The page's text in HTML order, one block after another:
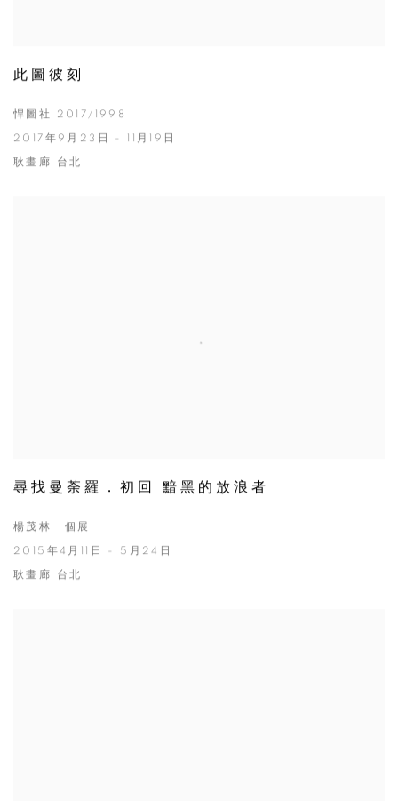
此圖彼刻
悍圖社 2017/1998
2017年9月23日 - 11月19日
耿畫廊 台北
尋找曼荼羅．初回 黯黑的放浪者
楊茂林 個展
2015年4月11日 - 5月24日
耿畫廊 台北